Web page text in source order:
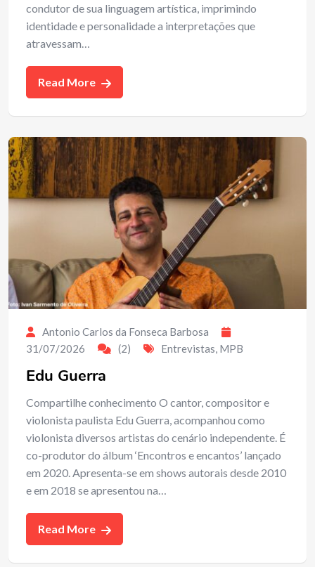
condutor de sua linguagem artística, imprimindo
identidade e personalidade a interpretações que
atravessam…
Read More
Antonio Carlos da Fonseca Barbosa
31/07/2026
(2) Entrevistas, MPB
Edu Guerra
Compartilhe conhecimento O cantor, compositor e
violonista paulista Edu Guerra, acompanhou como
violonista diversos artistas do cenário independente. É
co-produtor do álbum ‘Encontros e encantos’ lançado
em 2020. Apresenta-se em shows autorais desde 2010
e em 2018 se apresentou na…
Read More